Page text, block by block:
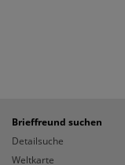
Brieffreund suchen
Detailsuche
Weltkarte